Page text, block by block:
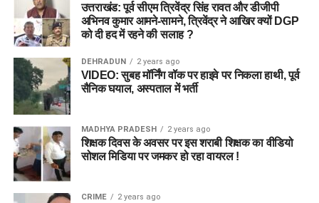
उत्तराखंड: पूर्व सीएम त्रिवेंद्र सिंह रावत और डीजीपी
अभिनव कुमार आमने-सामने, त्रिवेंद्र ने आखिर क्यों DGP
को दी हद में रहने की सलाह ?
DEHRADUN 2 years ago
VIDEO: सुबह मॉर्निंग वॉक पर हाइवे पर निकला हाथी, पूर्व
सैनिक घयाल, अस्पताल में भर्ती
MADHYA PRADESH 2 years ago
शिक्षक दिवस के अवसर पर इस शराबी शिक्षक का वीडियो
सोशल मिडिया पर जमकर हो रहा वायरल !
CRIME 2 years ago